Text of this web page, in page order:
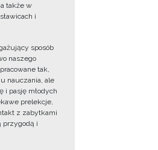
także w
i
sposób
naszego
tak,
nauczania, ale
i pasję młodych
prelekcje,
z zabytkami
przygodą i